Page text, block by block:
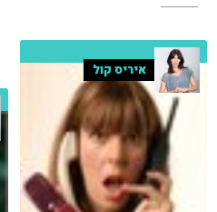
איריס קול